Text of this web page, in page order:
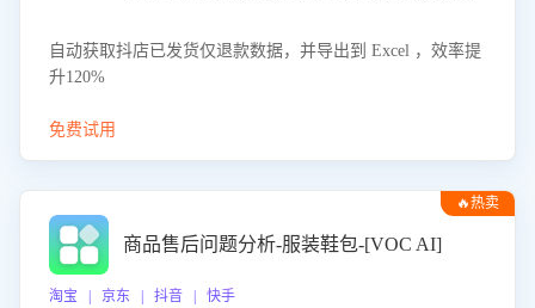
自动获取抖店已发货仅退款数据，并导出到 Excel ，效率提
升120%
免费试用
🔥热卖
商品售后问题分析-服装鞋包-[VOC AI]
淘宝 | 京东 | 抖音 | 快手